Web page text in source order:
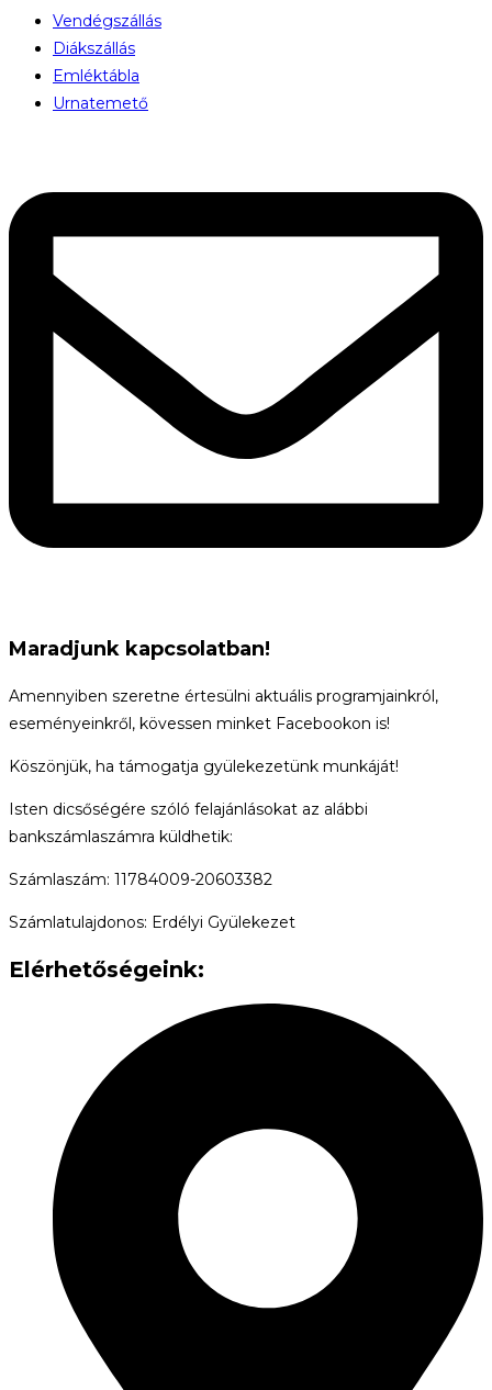
Vendégszállás
Diákszállás
Emléktábla
Urnatemető
Maradjunk kapcsolatban!
Amennyiben szeretne értesülni aktuális programjainkról,
eseményeinkről, kövessen minket Facebookon is!
Köszönjük, ha támogatja gyülekezetünk munkáját!
Isten dicsőségére szóló felajánlásokat az alábbi
bankszámlaszámra küldhetik:
Számlaszám: 11784009-20603382
Számlatulajdonos: Erdélyi Gyülekezet
Elérhetőségeink: